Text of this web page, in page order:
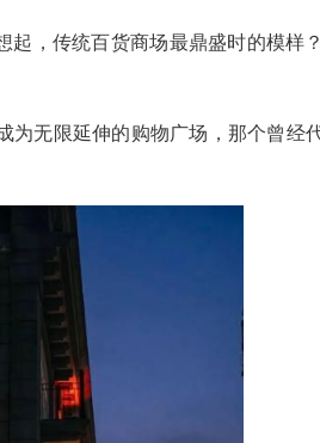
)你是否还能想起，传统百
手机屏幕成为无限延伸的